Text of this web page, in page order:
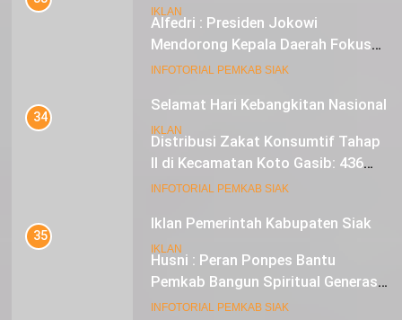
IKLAN
Selamat Hari Kebangkitan Nasional
IKLAN
Iklan Pemerintah Kabupaten Siak
IKLAN
Alfedri : Presiden Jokowi
Mendorong Kepala Daerah Fokus
pada Inflasi dan Pilkada Serentak
INFOTORIAL PEMKAB SIAK
34
Distribusi Zakat Konsumtif Tahap
II di Kecamatan Koto Gasib: 436
Mustahik Terima Bantuan
INFOTORIAL PEMKAB SIAK
35
Husni : Peran Ponpes Bantu
Pemkab Bangun Spiritual Generasi
Muda
INFOTORIAL PEMKAB SIAK